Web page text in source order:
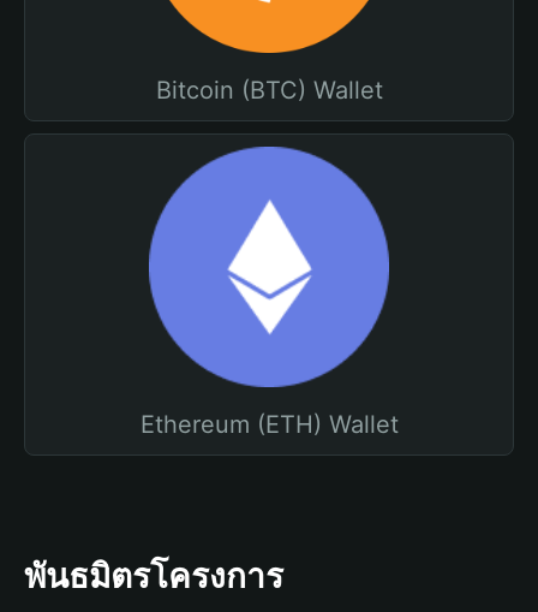
Bitcoin (BTC) Wallet
Ethereum (ETH) Wallet
พันธมิตรโครงการ